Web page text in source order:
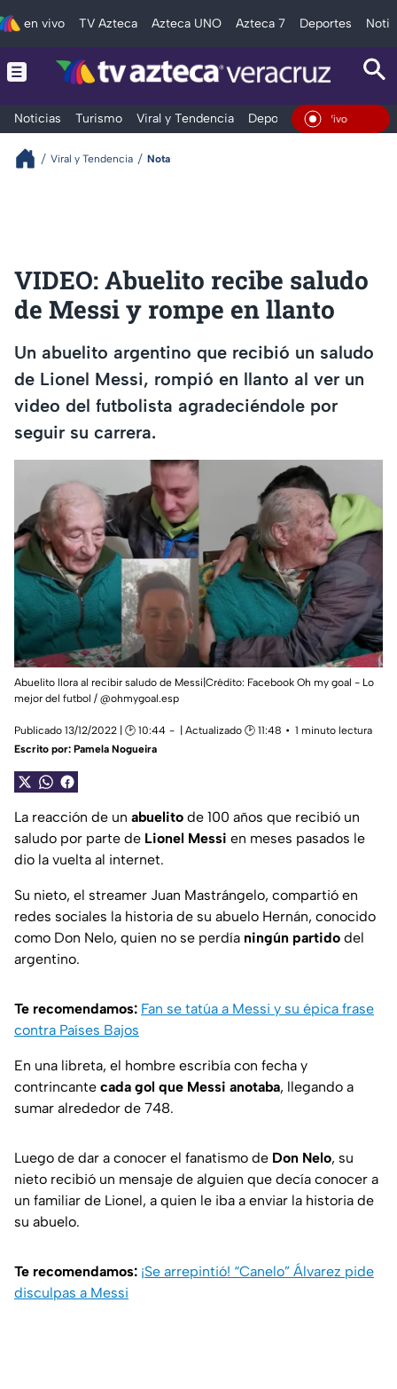
en vivo TV Azteca Azteca UNO Azteca 7 Deportes
Noticias Turismo Viral y Tendencia Deportes Espectáculos
En Vivo
Viral y Tendencia Nota
VIDEO: Abuelito recibe saludo
de Messi y rompe en llanto
Un abuelito argentino que recibió un saludo
de Lionel Messi, rompió en llanto al ver un
video del futbolista agradeciéndole por
seguir su carrera.
Abuelito llora al recibir saludo de Messi|Crédito: Facebook Oh my goal - Lo
mejor del futbol / @ohmygoal.esp
Publicado 13/12/2022 | 🕑 10:44 | Actualizado 🕑 11:48
1 minuto lectura
Escrito por: Pamela Nogueira
La reacción de un abuelito de 100 años que recibió un
saludo por parte de Lionel Messi en meses pasados le
dio la vuelta al internet.
Su nieto, el streamer Juan Mastrángelo, compartió en
redes sociales la historia de su abuelo Hernán, conocido
como Don Nelo, quien no se perdía ningún partido del
argentino.
Te recomendamos: Fan se tatúa a Messi y su épica frase
contra Países Bajos
En una libreta, el hombre escribía con fecha y
contrincante cada gol que Messi anotaba, llegando a
sumar alrededor de 748.
Luego de dar a conocer el fanatismo de Don Nelo, su
nieto recibió un mensaje de alguien que decía conocer a
un familiar de Lionel, a quien le iba a enviar la historia de
su abuelo.
Te recomendamos: ¡Se arrepintió! “Canelo” Álvarez pide
disculpas a Messi